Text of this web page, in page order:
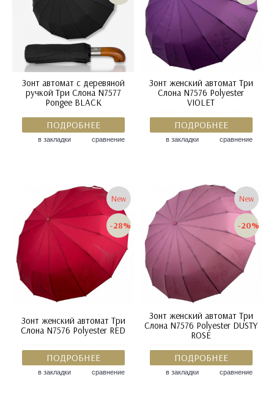
Зонт автомат c деревяной
ручкой Три Слона N7577
Pongee BLACK
ПОДРОБНЕЕ
в закладки сравнение
Зонт женский автомат Три
Слона N7576 Polyester
VIOLET
ПОДРОБНЕЕ
в закладки сравнение
New
-28%
Зонт женский автомат Три
Слона N7576 Polyester RED
ПОДРОБНЕЕ
в закладки сравнение
New
-20%
Зонт женский автомат Три
Слона N7576 Polyester DUSTY
ROSE
ПОДРОБНЕЕ
в закладки сравнение